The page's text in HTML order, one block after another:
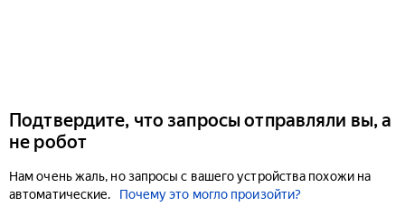
Подтвердите, что запросы отправляли вы, а
не робот
Нам очень жаль, но запросы с вашего устройства похожи на
автоматические.
Почему это могло произойти?